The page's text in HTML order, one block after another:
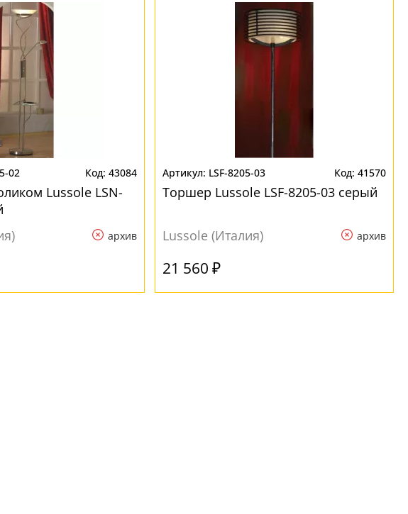
02 43084
Lussole LSN-
архив
LSF-8205-03 41570
Торшер Lussole LSF-8205-03 серый
Lussole (Италия) архив
21 560 ₽